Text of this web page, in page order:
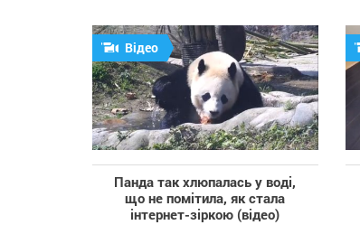
Відео
Панда так хлюпалась у воді,
що не помітила, як стала
інтернет-зіркою (відео)